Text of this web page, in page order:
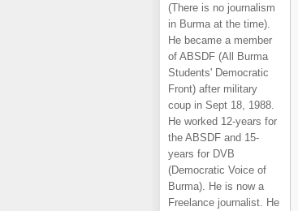
(There is no journalism
in Burma at the time).
He became a member
of ABSDF (All Burma
Students' Democratic
Front) after military
coup in Sept 18, 1988.
He worked 12-years for
the ABSDF and 15-
years for DVB
(Democratic Voice of
Burma). He is now a
Freelance journalist. He